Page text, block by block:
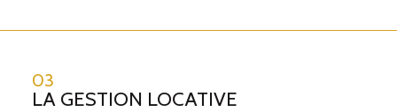
03
LA GESTION LOCATIVE